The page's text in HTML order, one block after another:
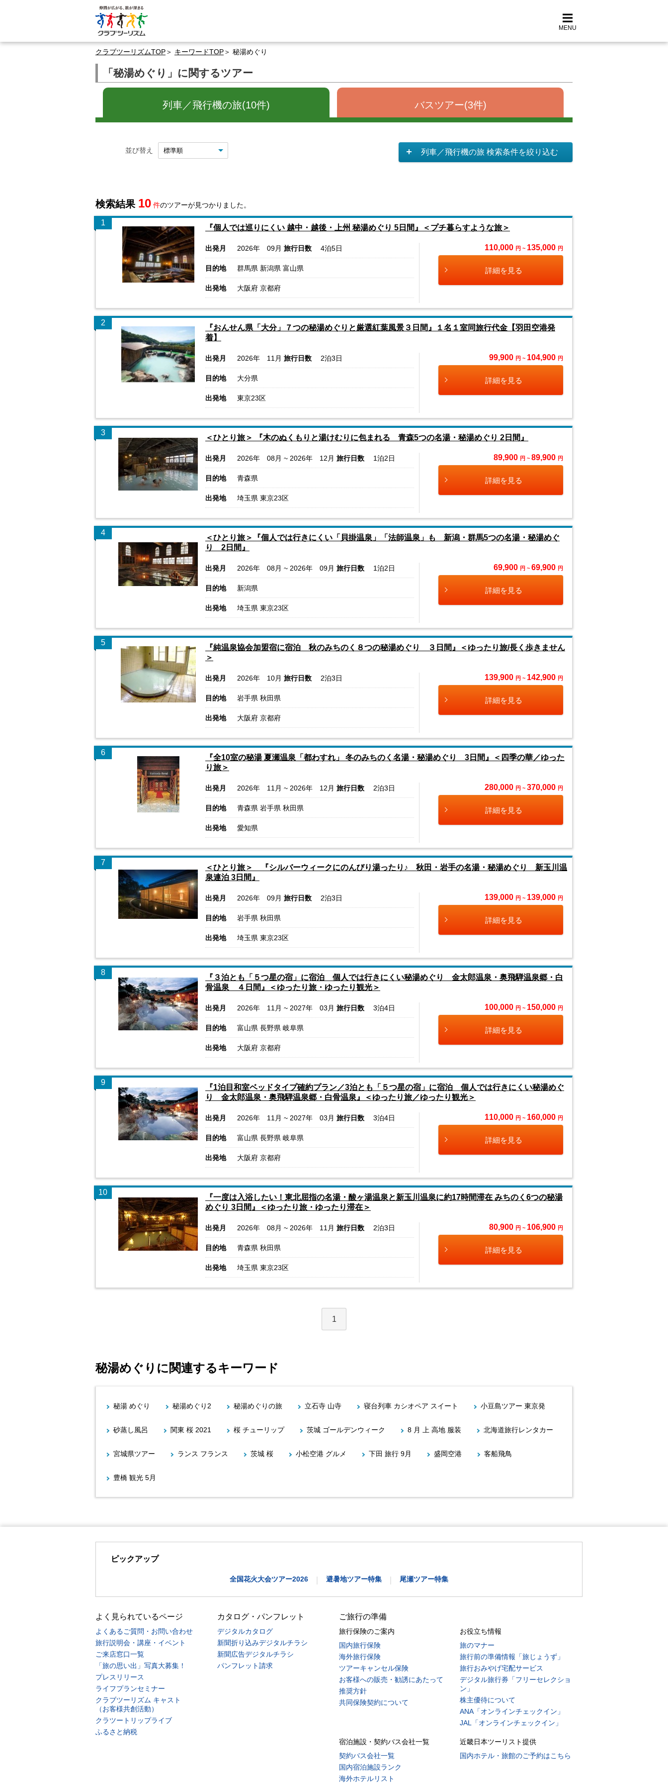
MENU
クラブツーリズムTOP キーワードTOP 秘湯めぐり
「秘湯めぐり」に関するツアー
列車／飛行機の旅(10件) バスツアー(3件)
並び替え 列車／飛行機の旅 検索条件を絞り込む
検索結果 10 件のツアーが見つかりました。
1
『個人では巡りにくい 越中・越後・上州 秘湯めぐり 5日間』＜プチ暮らすような旅＞
出発月 2026年 09月 旅行日数 4泊5日
目的地 群馬県 新潟県 富山県
出発地 大阪府 京都府
110,000 円 ~ 135,000 円
詳細を見る
2
『おんせん県「大分」７つの秘湯めぐりと厳選紅葉風景３日間』１名１室同旅行代金【羽田空港発
着】
出発月 2026年 11月 旅行日数 2泊3日
目的地 大分県
出発地 東京23区
99,900 円 ~ 104,900 円
詳細を見る
3
＜ひとり旅＞ 『木のぬくもりと湯けむりに包まれる 青森5つの名湯・秘湯めぐり 2日間』
出発月 2026年 08月 ~ 2026年 12月 旅行日数 1泊2日
目的地 青森県
出発地 埼玉県 東京23区
89,900 円 ~ 89,900 円
詳細を見る
4
＜ひとり旅＞『個人では行きにくい「貝掛温泉」「法師温泉」も 新潟・群馬5つの名湯・秘湯めぐ
り 2日間』
出発月 2026年 08月 ~ 2026年 09月 旅行日数 1泊2日
目的地 新潟県
出発地 埼玉県 東京23区
69,900 円 ~ 69,900 円
詳細を見る
5
『純温泉協会加盟宿に宿泊 秋のみちのく８つの秘湯めぐり ３日間』＜ゆったり旅/長く歩きません
＞
出発月 2026年 10月 旅行日数 2泊3日
目的地 岩手県 秋田県
出発地 大阪府 京都府
139,900 円 ~ 142,900 円
詳細を見る
6
『全10室の秘湯 夏瀬温泉「都わすれ」 冬のみちのく名湯・秘湯めぐり 3日間』＜四季の華／ゆった
り旅＞
出発月 2026年 11月 ~ 2026年 12月 旅行日数 2泊3日
目的地 青森県 岩手県 秋田県
出発地 愛知県
280,000 円 ~ 370,000 円
詳細を見る
7
＜ひとり旅＞ 『シルバーウィークにのんびり湯ったり♪ 秋田・岩手の名湯・秘湯めぐり 新玉川温
泉連泊 3日間』
出発月 2026年 09月 旅行日数 2泊3日
目的地 岩手県 秋田県
出発地 埼玉県 東京23区
139,000 円 ~ 139,000 円
詳細を見る
8
『３泊とも「５つ星の宿」に宿泊 個人では行きにくい秘湯めぐり 金太郎温泉・奥飛騨温泉郷・白
骨温泉 ４日間』＜ゆったり旅・ゆったり観光＞
出発月 2026年 11月 ~ 2027年 03月 旅行日数 3泊4日
目的地 富山県 長野県 岐阜県
出発地 大阪府 京都府
100,000 円 ~ 150,000 円
詳細を見る
9
『1泊目和室ベッドタイプ確約プラン／3泊とも「５つ星の宿」に宿泊 個人では行きにくい秘湯めぐ
り 金太郎温泉・奥飛騨温泉郷・白骨温泉』＜ゆったり旅／ゆったり観光＞
出発月 2026年 11月 ~ 2027年 03月 旅行日数 3泊4日
目的地 富山県 長野県 岐阜県
出発地 大阪府 京都府
110,000 円 ~ 160,000 円
詳細を見る
10
『一度は入浴したい！東北屈指の名湯・酸ヶ湯温泉と新玉川温泉に約17時間滞在 みちのく6つの秘湯
めぐり 3日間』＜ゆったり旅・ゆったり滞在＞
出発月 2026年 08月 ~ 2026年 11月 旅行日数 2泊3日
目的地 青森県 秋田県
出発地 埼玉県 東京23区
80,900 円 ~ 106,900 円
詳細を見る
1
秘湯めぐりに関連するキーワード
秘湯 めぐり 秘湯めぐり2 秘湯めぐりの旅 立石寺 山寺 寝台列車 カシオペア スイート 小豆島ツアー 東京発
砂蒸し風呂 関東 桜 2021 桜 チューリップ 茨城 ゴールデンウィーク 8 月 上 高地 服装 北海道旅行レンタカー
宮城県ツアー ランス フランス 茨城 桜 小松空港 グルメ 下田 旅行 9月 盛岡空港 客船飛鳥
豊橋 観光 5月
ピックアップ
全国花火大会ツアー2026 避暑地ツアー特集 尾瀬ツアー特集
よく見られているページ
よくあるご質問・お問い合わせ
旅行説明会・講座・イベント
ご来店窓口一覧
「旅の思い出」写真大募集！
プレスリリース
ライフプランセミナー
クラブツーリズム キャスト
（お客様共創活動）
クラツートリップライブ
ふるさと納税
カタログ・パンフレット
デジタルカタログ
新聞折り込みデジタルチラシ
新聞広告デジタルチラシ
パンフレット請求
ご旅行の準備
旅行保険のご案内
国内旅行保険
海外旅行保険
ツアーキャンセル保険
お客様への販売・勧誘にあたって
推奨方針
共同保険契約について
お役立ち情報
旅のマナー
旅行前の準備情報「旅じょうず」
旅行おみやげ宅配サービス
デジタル旅行券「フリーセレクショ
ン」
株主優待について
ANA「オンラインチェックイン」
JAL「オンラインチェックイン」
宿泊施設・契約バス会社一覧
契約バス会社一覧
国内宿泊施設ランク
海外ホテルリスト
近畿日本ツーリスト提供
国内ホテル・旅館のご予約はこちら